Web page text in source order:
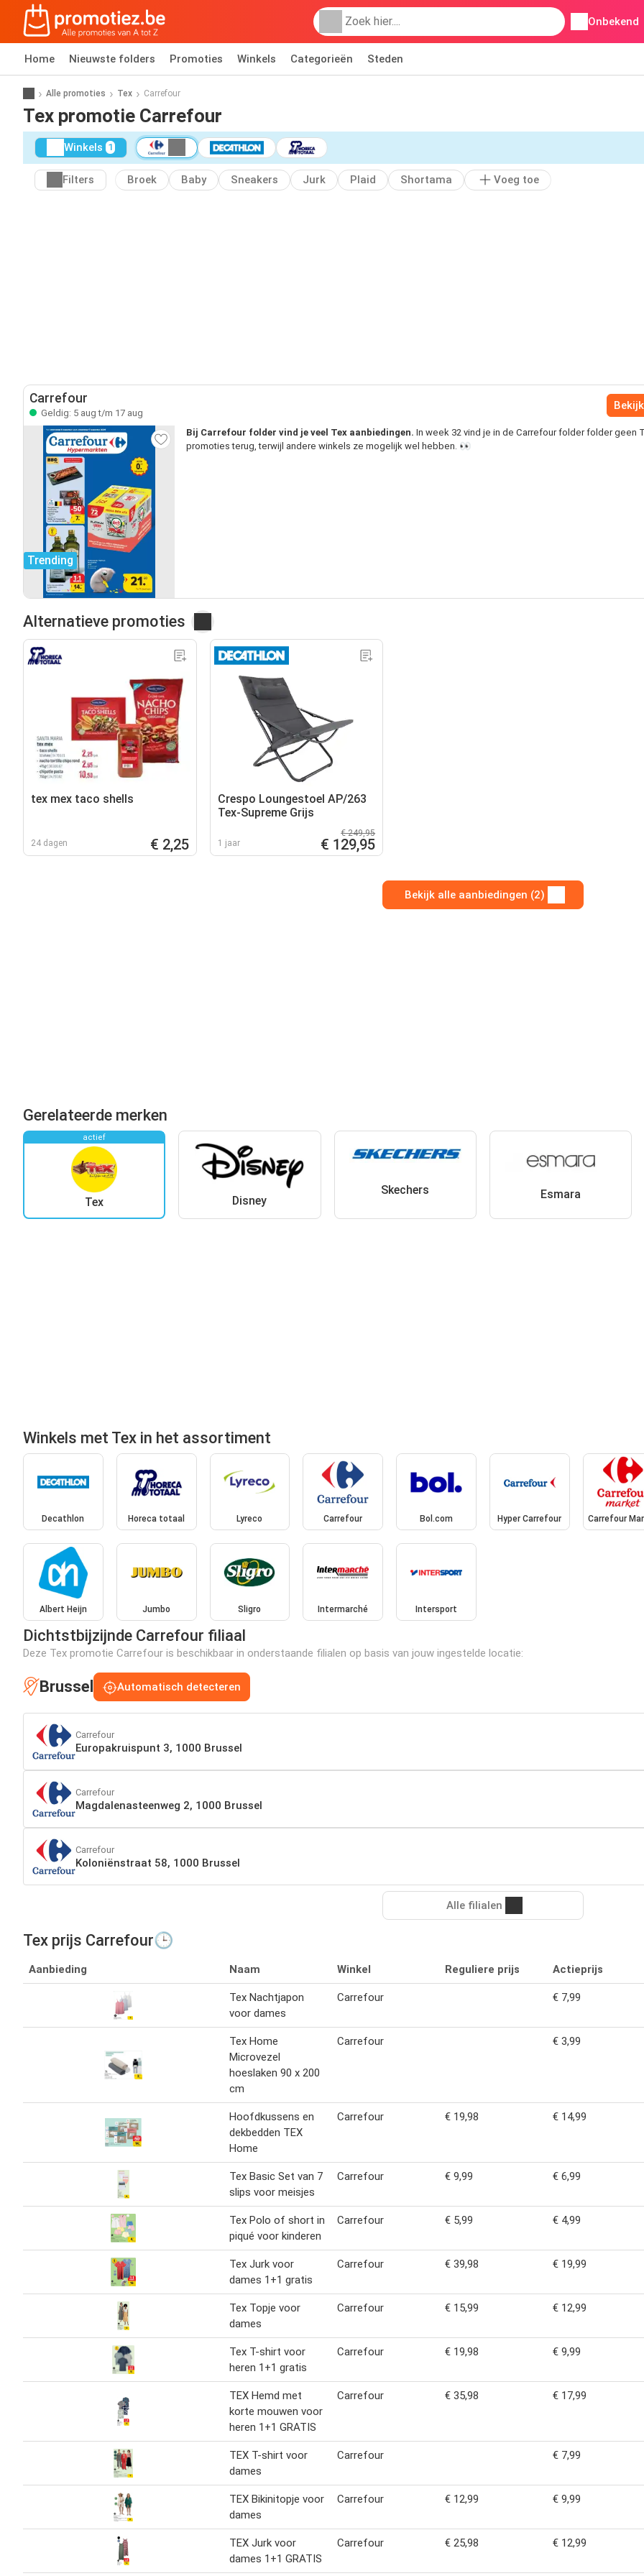
Onbekend
Home Nieuwste folders Promoties Winkels Categorieën Steden
Alle promoties Tex Carrefour
Tex promotie Carrefour
Winkels 1
Filters Broek Baby Sneakers Jurk Plaid Shortama Voeg toe
Carrefour
Geldig: 5 aug t/m 17 aug
Trending
Bij Carrefour folder vind je veel Tex aanbiedingen. In week 32 vind je in de Carrefour folder folder geen
promoties terug, terwijl andere winkels ze mogelijk wel hebben. 👀
Alternatieve promoties
tex mex taco shells
24 dagen € 2,25
Crespo Loungestoel AP/263
Tex-Supreme Grijs
1 jaar
€ 249,95
€ 129,95
Bekijk alle aanbiedingen (2)
Gerelateerde merken
actief
Tex Disney
Skechers Esmara
Winkels met Tex in het assortiment
Decathlon Horeca totaal Lyreco Carrefour Bol.com Hyper Carrefour Carrefour
Albert Heijn Jumbo Sligro Intermarché Intersport
Dichtstbijzijnde Carrefour filiaal
Deze Tex promotie Carrefour is beschikbaar in onderstaande filialen op basis van jouw ingestelde locatie:
Brussel Automatisch detecteren
Carrefour
Europakruispunt 3, 1000 Brussel
Carrefour
Magdalenasteenweg 2, 1000 Brussel
Carrefour
Koloniënstraat 58, 1000 Brussel
Alle filialen
Tex prijs Carrefour🕒
Aanbieding Naam Winkel Reguliere prijs Actieprijs
Tex Nachtjapon
voor dames
Carrefour € 7,99
Tex Home
Microvezel
hoeslaken 90 x 200
cm
Carrefour € 3,99
Hoofdkussens en
dekbedden TEX
Home
Carrefour € 19,98 € 14,99
Tex Basic Set van 7
slips voor meisjes
Carrefour € 9,99 € 6,99
Tex Polo of short in
piqué voor kinderen
Carrefour € 5,99 € 4,99
Tex Jurk voor
dames 1+1 gratis
Carrefour € 39,98 € 19,99
Tex Topje voor
dames
Carrefour € 15,99 € 12,99
Tex T-shirt voor
heren 1+1 gratis
Carrefour € 19,98 € 9,99
TEX Hemd met
korte mouwen voor
heren 1+1 GRATIS
Carrefour € 35,98 € 17,99
TEX T-shirt voor
dames
Carrefour € 7,99
TEX Bikinitopje voor
dames
Carrefour € 12,99 € 9,99
TEX Jurk voor
dames 1+1 GRATIS
Carrefour € 25,98 € 12,99